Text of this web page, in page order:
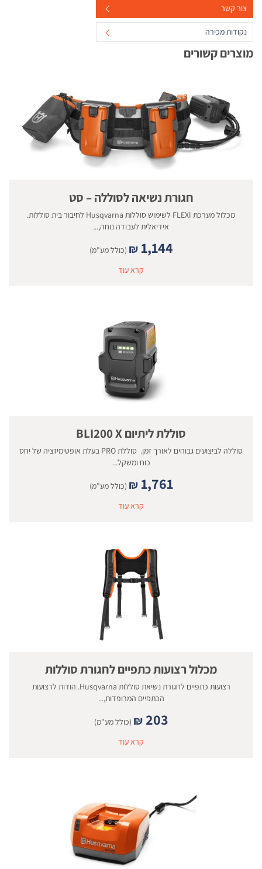
צור קשר
נקודות מכירה
מוצרים קשורים
חגורת נשיאה לסוללה – סט
מכלול מערכת FLEXI לשימוש סוללות Husqvarna לחיבור בית סוללות.
אידיאלית לעבודה נוחה,...
₪ 1,144
(כולל מע"מ)
קרא עוד
סוללת ליתיום BLI200 X
סוללה לביצועים גבוהים לאורך זמן. סוללת PRO בעלת אופטימיזציה של יחס
כוח ומשקל...
₪ 1,761
(כולל מע"מ)
קרא עוד
מכלול רצועות כתפיים לחגורת סוללות
רצועות כתפיים לחגורת נשיאת סוללות Husqvarna. הודות לרצועות
הכתפיים המרופדות,...
₪ 203
(כולל מע"מ)
קרא עוד